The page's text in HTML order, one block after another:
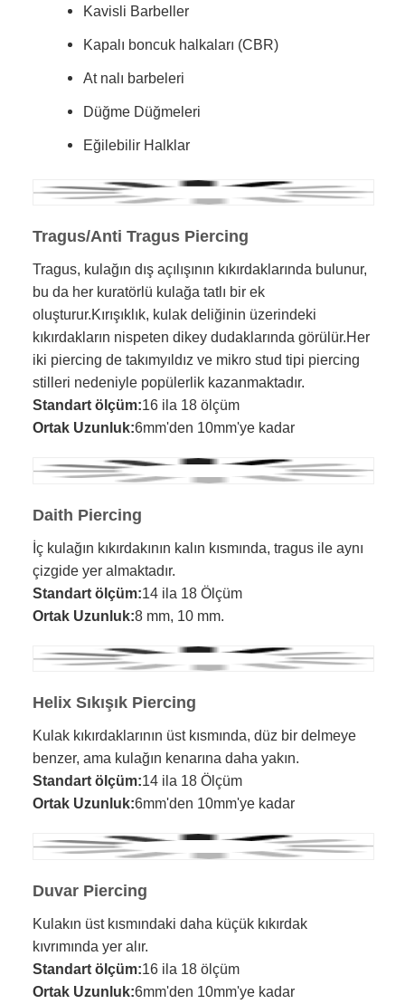
Kavisli Barbeller
Kapalı boncuk halkaları (CBR)
At nalı barbeleri
Düğme Düğmeleri
Eğilebilir Halklar
Tragus/Anti Tragus Piercing
Tragus, kulağın dış açılışının kıkırdaklarında bulunur,
bu da her kuratörlü kulağa tatlı bir ek
oluşturur.Kırışıklık, kulak deliğinin üzerindeki
kıkırdakların nispeten dikey dudaklarında görülür.Her
iki piercing de takımyıldız ve mikro stud tipi piercing
stilleri nedeniyle popülerlik kazanmaktadır.
Standart ölçüm:16 ila 18 ölçüm
Ortak Uzunluk:6mm'den 10mm'ye kadar
Daith Piercing
İç kulağın kıkırdakının kalın kısmında, tragus ile aynı
çizgide yer almaktadır.
Standart ölçüm:14 ila 18 Ölçüm
Ortak Uzunluk:8 mm, 10 mm.
Helix Sıkışık Piercing
Kulak kıkırdaklarının üst kısmında, düz bir delmeye
benzer, ama kulağın kenarına daha yakın.
Standart ölçüm:14 ila 18 Ölçüm
Ortak Uzunluk:6mm'den 10mm'ye kadar
Duvar Piercing
Kulakın üst kısmındaki daha küçük kıkırdak
kıvrımında yer alır.
Standart ölçüm:16 ila 18 ölçüm
Ortak Uzunluk:6mm'den 10mm'ye kadar